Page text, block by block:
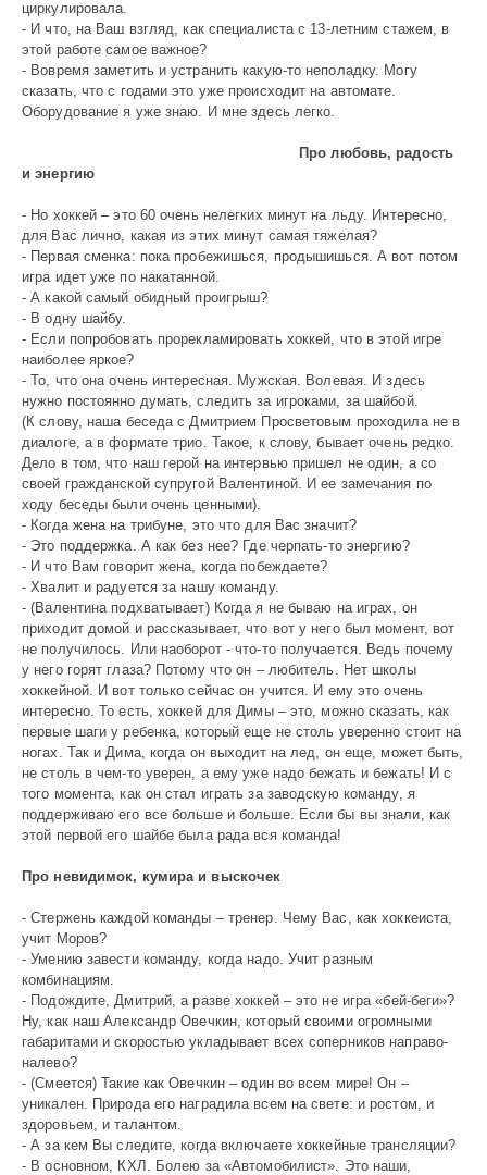
циркулировала.
- И что, на Ваш взгляд, как специалиста с 13-летним стажем, в
этой работе самое важное?
- Вовремя заметить и устранить какую-то неполадку. Могу
сказать, что с годами это уже происходит на автомате.
Оборудование я уже знаю. И мне здесь легко.
Про любовь, радость
и энергию
- Но хоккей – это 60 очень нелегких минут на льду. Интересно,
для Вас лично, какая из этих минут самая тяжелая?
- Первая сменка: пока пробежишься, продышишься. А вот потом
игра идет уже по накатанной.
- А какой самый обидный проигрыш?
- В одну шайбу.
- Если попробовать прорекламировать хоккей, что в этой игре
наиболее яркое?
- То, что она очень интересная. Мужская. Волевая. И здесь
нужно постоянно думать, следить за игроками, за шайбой.
(К слову, наша беседа с Дмитрием Просветовым проходила не в
диалоге, а в формате трио. Такое, к слову, бывает очень редко.
Дело в том, что наш герой на интервью пришел не один, а со
своей гражданской супругой Валентиной. И ее замечания по
ходу беседы были очень ценными).
- Когда жена на трибуне, это что для Вас значит?
- Это поддержка. А как без нее? Где черпать-то энергию?
- И что Вам говорит жена, когда побеждаете?
- Хвалит и радуется за нашу команду.
- (Валентина подхватывает) Когда я не бываю на играх, он
приходит домой и рассказывает, что вот у него был момент, вот
не получилось. Или наоборот - что-то получается. Ведь почему
у него горят глаза? Потому что он – любитель. Нет школы
хоккейной. И вот только сейчас он учится. И ему это очень
интересно. То есть, хоккей для Димы – это, можно сказать, как
первые шаги у ребенка, который еще не столь уверенно стоит на
ногах. Так и Дима, когда он выходит на лед, он еще, может быть,
не столь в чем-то уверен, а ему уже надо бежать и бежать! И с
того момента, как он стал играть за заводскую команду, я
поддерживаю его все больше и больше. Если бы вы знали, как
этой первой его шайбе была рада вся команда!
Про невидимок, кумира и выскочек
- Стержень каждой команды – тренер. Чему Вас, как хоккеиста,
учит Моров?
- Умению завести команду, когда надо. Учит разным
комбинациям.
- Подождите, Дмитрий, а разве хоккей – это не игра «бей-беги»?
Ну, как наш Александр Овечкин, который своими огромными
габаритами и скоростью укладывает всех соперников направо-
налево?
- (Смеется) Такие как Овечкин – один во всем мире! Он –
уникален. Природа его наградила всем на свете: и ростом, и
здоровьем, и талантом.
- А за кем Вы следите, когда включаете хоккейные трансляции?
- В основном, КХЛ. Болею за «Автомобилист». Это наши,